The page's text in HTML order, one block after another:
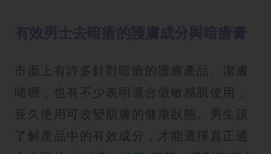
市面上有許多針對暗瘡的護膚產品、潔膚
啫喱，也有不少表明適合做敏感肌使用，
長久使用可改變肌膚的健康狀態。男生該
了解產品中的有效成分，才能選擇真正適